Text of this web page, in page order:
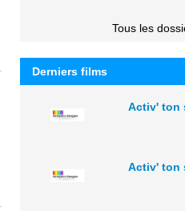
Tous les
Derniers films
Activ' ton
Activ' ton